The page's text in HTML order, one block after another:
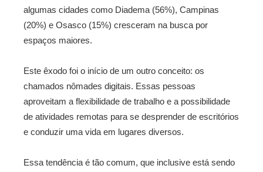
algumas cidades como Diadema (56%), Campinas
(20%) e Osasco (15%) cresceram na busca por
espaços maiores.
Este êxodo foi o início de um outro conceito: os
chamados nômades digitais. Essas pessoas
aproveitam a flexibilidade de trabalho e a possibilidade
de atividades remotas para se desprender de escritórios
e conduzir uma vida em lugares diversos.
Essa tendência é tão comum, que inclusive está sendo